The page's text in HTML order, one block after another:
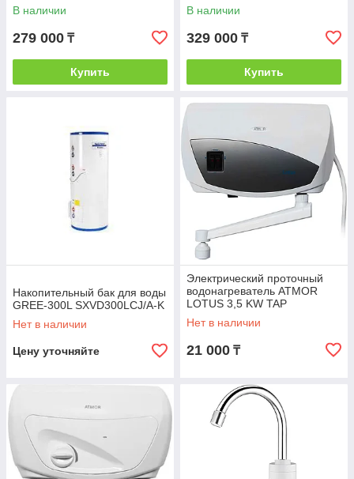
В наличии
279 000 ₸
Купить
В наличии
329 000 ₸
Купить
Накопительный бак для воды
GREE-300L SXVD300LCJ/A-K
Нет в наличии
Цену уточняйте
Электрический проточный
водонагреватель ATMOR
LOTUS 3,5 KW TAP
Нет в наличии
21 000 ₸